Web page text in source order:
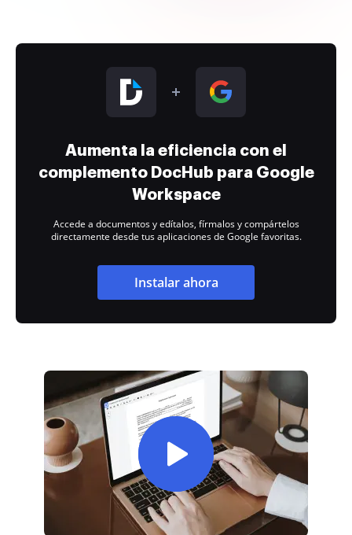
Aumenta la eficiencia con el
complemento DocHub para Google
Workspace
Accede a documentos y edítalos, fírmalos y compártelos
directamente desde tus aplicaciones de Google favoritas.
Instalar ahora